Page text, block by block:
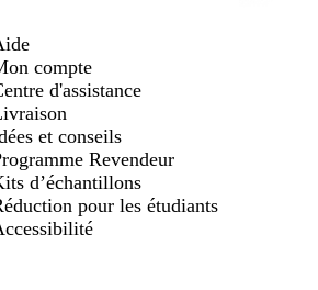
compte
d'assistance
et conseils
Revendeur
d’échantillons
pour les étudiants